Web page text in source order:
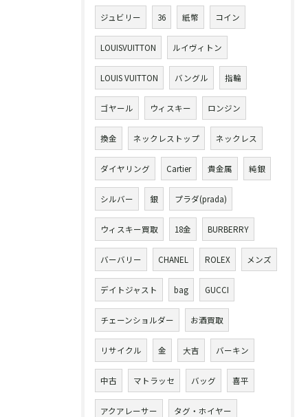
ジュビリー 36 紙幣 コイン
LOUISVUITTON ルイヴィトン
LOUIS VUITTON バングル 指輪
ゴヤール ウィスキー ロンジン
換金 ネックレストップ ネックレス
ダイヤリング Cartier 貴金属 純銀
シルバー 銀 プラダ(prada)
ウィスキー買取 18金 BURBERRY
バーバリー CHANEL ROLEX メンズ
デイトジャスト bag GUCCI
チェーンショルダー お酒買取
リサイクル 金 大吉 バーキン
中古 マトラッセ バッグ 喜平
アクアレーサー タグ・ホイヤー